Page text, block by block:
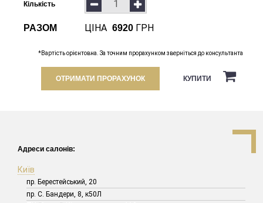
Кількість
РАЗОМ ЦІНА 6920 ГРН
*Вартість орієнтовна. За точним прорахунком зверніться до консультанта
ОТРИМАТИ ПРОРАХУНОК КУПИТИ
Адреси салонів:
Київ
пр. Берестейський, 20
пр. С. Бандери, 8, к50Л